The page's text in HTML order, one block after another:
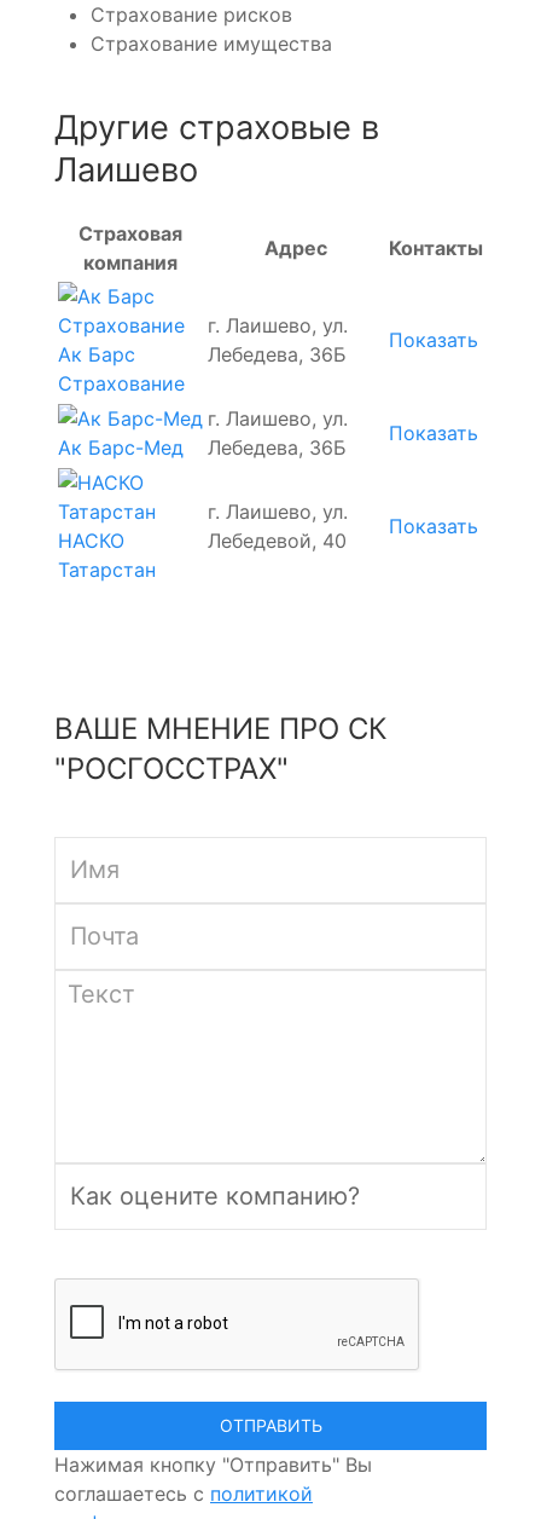
Страхование рисков
Страхование имущества
Другие страховые в
Лаишево
Страховая
компания
Адрес Контакты
Ак Барс
Страхование
г. Лаишево, ул.
Лебедева, 36Б
Показать
Ак Барс-Мед
г. Лаишево, ул.
Лебедева, 36Б
Показать
НАСКО
Татарстан
г. Лаишево, ул.
Лебедевой, 40
Показать
ВАШЕ МНЕНИЕ ПРО СК
"РОСГОССТРАХ"
Нажимая кнопку "Отправить" Вы
соглашаетесь с политикой